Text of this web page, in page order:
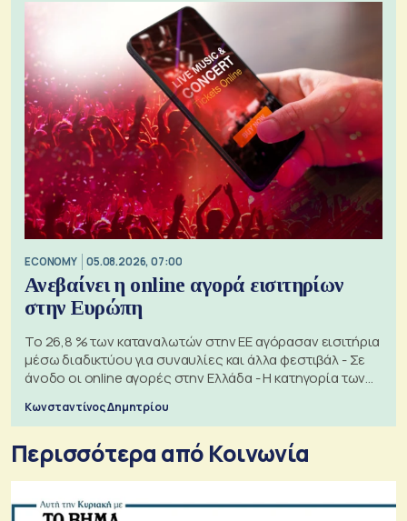
ECONOMY 05.08.2026, 07:00
Ανεβαίνει η online αγορά εισιτηρίων
στην Ευρώπη
Το 26,8 % των καταναλωτών στην ΕΕ αγόρασαν εισιτήρια
μέσω διαδικτύου για συναυλίες και άλλα φεστιβάλ - Σε
άνοδο οι online αγορές στην Ελλάδα - Η κατηγορία των
Κωνσταντίνος Δημητρίου
Περισσότερα από Κοινωνία